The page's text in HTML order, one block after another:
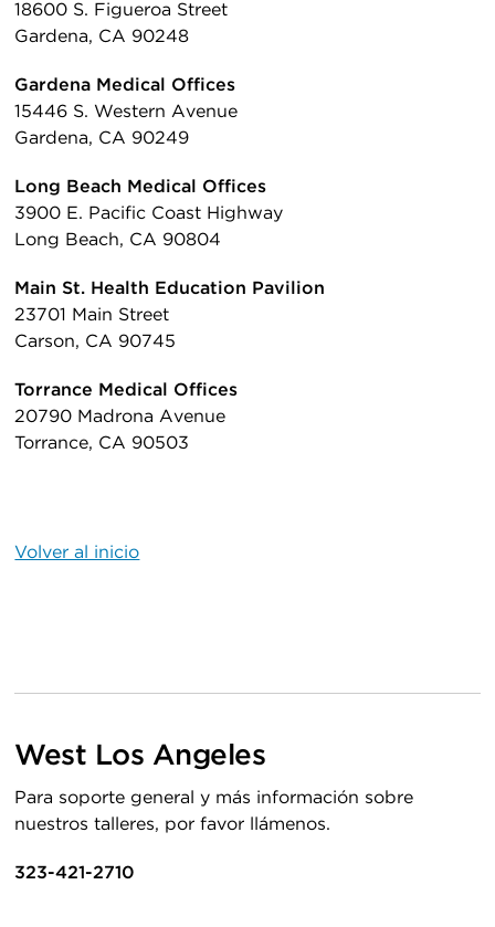
18600 S. Figueroa Street
Gardena, CA 90248
Gardena Medical Offices
15446 S. Western Avenue
Gardena, CA 90249
Long Beach Medical Offices
3900 E. Pacific Coast Highway
Long Beach, CA 90804
Main St. Health Education Pavilion
23701 Main Street
Carson, CA 90745
Torrance Medical Offices
20790 Madrona Avenue
Torrance, CA 90503
Volver al inicio
West Los Angeles
Para soporte general y más información sobre
nuestros talleres, por favor llámenos.
323-421-2710